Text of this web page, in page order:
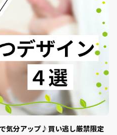
気分アップ♪買い逃し厳禁限定